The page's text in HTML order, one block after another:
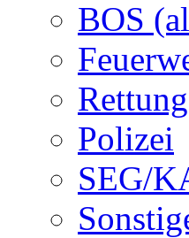
BOS
Polizei
SEG/